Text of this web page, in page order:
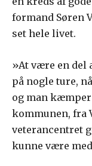
formand Søren
set hele livet.
»At være en del
på nogle ture,
og man
kommunen, fra
veterancentret
kunne være